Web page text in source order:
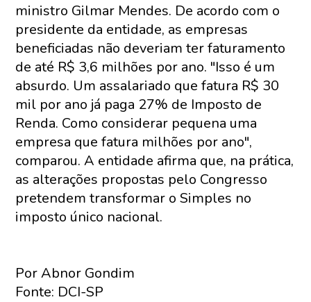
ministro Gilmar Mendes. De acordo com o
presidente da entidade, as empresas
beneficiadas não deveriam ter faturamento
de até R$ 3,6 milhões por ano. "Isso é um
absurdo. Um assalariado que fatura R$ 30
mil por ano já paga 27% de Imposto de
Renda. Como considerar pequena uma
empresa que fatura milhões por ano",
comparou. A entidade afirma que, na prática,
as alterações propostas pelo Congresso
pretendem transformar o Simples no
imposto único nacional.
Por Abnor Gondim
Fonte: DCI-SP